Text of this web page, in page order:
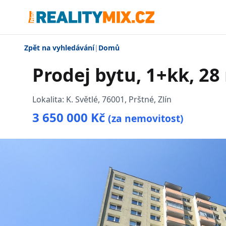
Zpět na vyhledávání| Domů
Prodej bytu, 1+kk, 28
Lokalita: K. Světlé, 76001, Prštné, Zlín
3 650 000 Kč (za nemovitost)